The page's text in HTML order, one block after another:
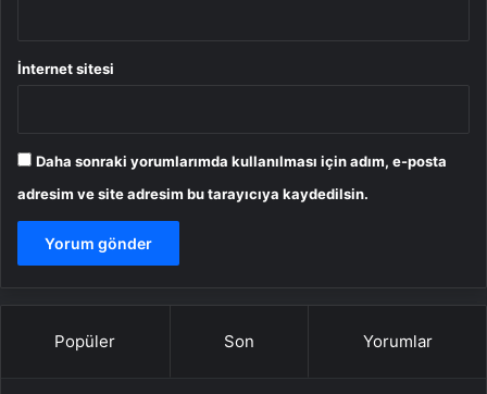
İnternet sitesi
Daha sonraki yorumlarımda kullanılması için adım, e-posta
adresim ve site adresim bu tarayıcıya kaydedilsin.
Popüler Son Yorumlar